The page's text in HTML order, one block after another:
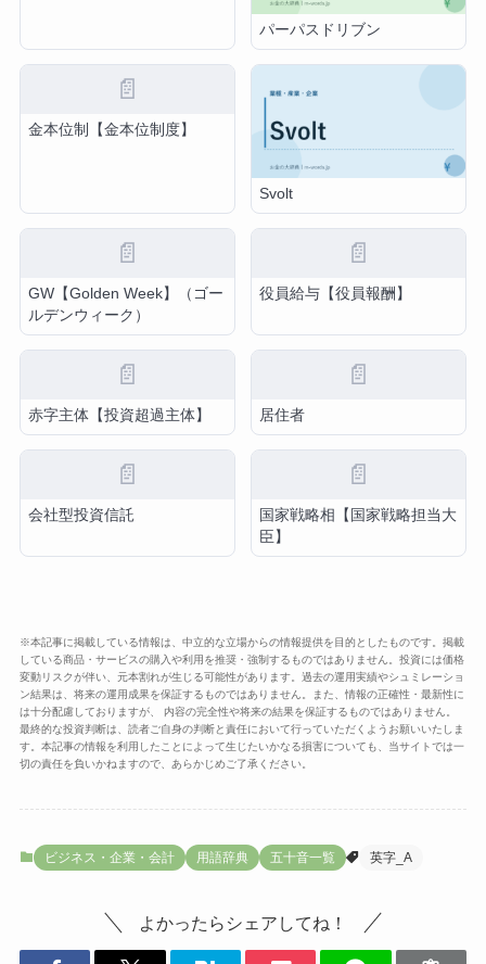
パーパスドリブン
📄
金本位制【金本位制度】
Svolt
📄
GW【Golden Week】（ゴー
ルデンウィーク）
📄
役員給与【役員報酬】
📄
赤字主体【投資超過主体】
📄
居住者
📄
会社型投資信託
📄
国家戦略相【国家戦略担当大
臣】
※本記事に掲載している情報は、中立的な立場からの情報提供を目的としたものです。掲載
している商品・サービスの購入や利用を推奨・強制するものではありません。投資には価格
変動リスクが伴い、元本割れが生じる可能性があります。過去の運用実績やシュミレーショ
ン結果は、将来の運用成果を保証するものではありません。また、情報の正確性・最新性に
は十分配慮しておりますが、 内容の完全性や将来の結果を保証するものではありません。
最終的な投資判断は、読者ご自身の判断と責任において行っていただくようお願いいたしま
す。本記事の情報を利用したことによって生じたいかなる損害についても、当サイトでは一
切の責任を負いかねますので、あらかじめご了承ください。
ビジネス・企業・会計 用語辞典 五十音一覧 英字_A
よかったらシェアしてね！